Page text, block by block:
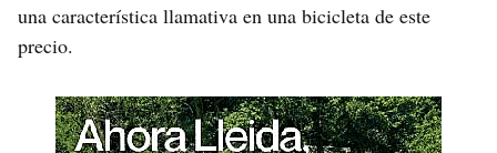
una característica llamativa en una bicicleta de este
precio.